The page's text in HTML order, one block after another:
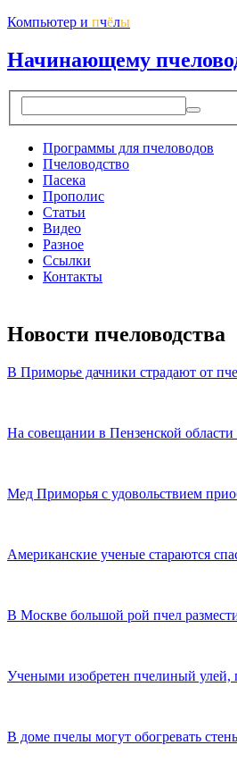
Компьютер и пчёлы
Начинающему
Программы для пчеловодов
Пчеловодство
Пасека
Прополис
Статьи
Видео
Разное
Ссылки
Контакты
Новости пчеловодства
В Приморье дачники страдают от
На совещании в Пензенской
Мед Приморья с удовольствием
Американские ученые стараются
В Москве большой рой пчел
Учеными изобретен пчелиный улей,
В доме пчелы могут обогревать